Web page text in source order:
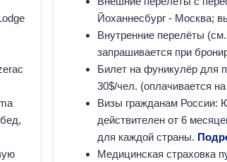
Йоханнесбург - Москва;
Внутренние перелёты
запрашивается при
Билет на фуникулёр для
30$/чел. (оплачивается
Визы гражданам России:
действителен от 6
для каждой страны.
Медицинская страховка